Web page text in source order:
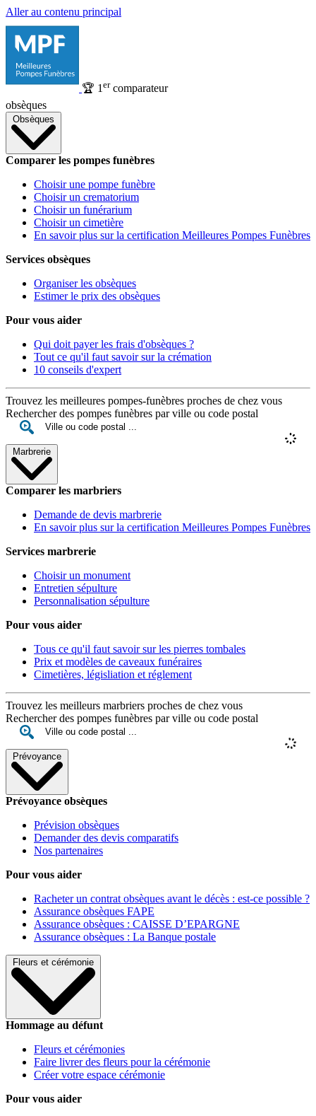
Aller au contenu principal
🏆 1 ercomparateur
obsèques
Obsèques
Comparer les pompes funèbres
Choisir une pompe funèbre
Choisir un crematorium
Choisir un funérarium
Choisir un cimetière
En savoir plus sur la certification Meilleures Pompes Funèbres
Services obsèques
Organiser les obsèques
Estimer le prix des obsèques
Pour vous aider
Qui doit payer les frais d'obsèques ?
Tout ce qu'il faut savoir sur la crémation
10 conseils d'expert
Trouvez les meilleures pompes-funèbres proches de chez vous
Rechercher des pompes funèbres par ville ou code postal
Marbrerie
Comparer les marbriers
Demande de devis marbrerie
En savoir plus sur la certification Meilleures Pompes Funèbres
Services marbrerie
Choisir un monument
Entretien sépulture
Personnalisation sépulture
Pour vous aider
Tous ce qu'il faut savoir sur les pierres tombales
Prix et modèles de caveaux funéraires
Cimetières, législiation et réglement
Trouvez les meilleurs marbriers proches de chez vous
Rechercher des pompes funèbres par ville ou code postal
Prévoyance
Prévoyance obsèques
Prévision obsèques
Demander des devis comparatifs
Nos partenaires
Pour vous aider
Racheter un contrat obsèques avant le décès : est-ce possible ?
Assurance obsèques FAPE
Assurance obsèques : CAISSE D’EPARGNE
Assurance obsèques : La Banque postale
Fleurs et cérémonie
Hommage au défunt
Fleurs et cérémonies
Faire livrer des fleurs pour la cérémonie
Créer votre espace cérémonie
Pour vous aider